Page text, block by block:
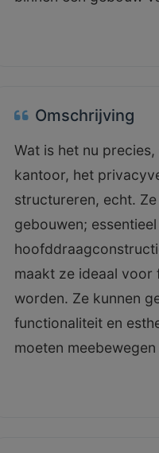
Omschrijving
Wat is het nu
kantoor, het
structureren, echt.
gebouwen;
maakt ze ideaal voor
worden. Ze kunnen
functionaliteit en
moeten